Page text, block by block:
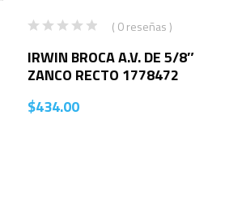
( 0 reseñas )
IRWIN BROCA A.V. DE 5/8″
ZANCO RECTO 1778472
$434.00